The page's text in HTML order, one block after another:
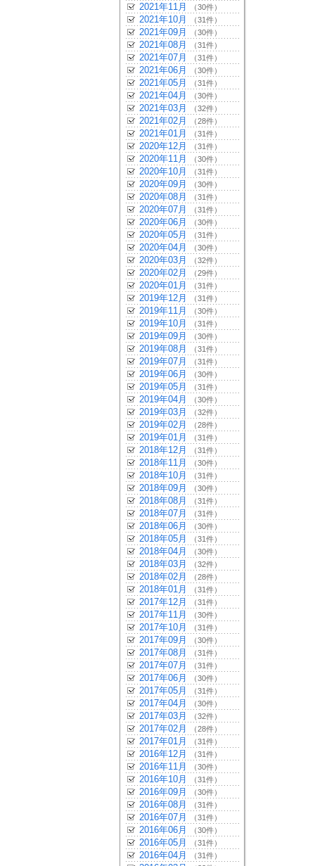
2021年11月 （30件）
2021年10月 （31件）
2021年09月 （30件）
2021年08月 （31件）
2021年07月 （31件）
2021年06月 （30件）
2021年05月 （31件）
2021年04月 （30件）
2021年03月 （32件）
2021年02月 （28件）
2021年01月 （31件）
2020年12月 （31件）
2020年11月 （30件）
2020年10月 （31件）
2020年09月 （30件）
2020年08月 （31件）
2020年07月 （31件）
2020年06月 （30件）
2020年05月 （31件）
2020年04月 （30件）
2020年03月 （32件）
2020年02月 （29件）
2020年01月 （31件）
2019年12月 （31件）
2019年11月 （30件）
2019年10月 （31件）
2019年09月 （30件）
2019年08月 （31件）
2019年07月 （31件）
2019年06月 （30件）
2019年05月 （31件）
2019年04月 （30件）
2019年03月 （32件）
2019年02月 （28件）
2019年01月 （31件）
2018年12月 （31件）
2018年11月 （30件）
2018年10月 （31件）
2018年09月 （30件）
2018年08月 （31件）
2018年07月 （31件）
2018年06月 （30件）
2018年05月 （31件）
2018年04月 （30件）
2018年03月 （32件）
2018年02月 （28件）
2018年01月 （31件）
2017年12月 （31件）
2017年11月 （30件）
2017年10月 （31件）
2017年09月 （30件）
2017年08月 （31件）
2017年07月 （31件）
2017年06月 （30件）
2017年05月 （31件）
2017年04月 （30件）
2017年03月 （32件）
2017年02月 （28件）
2017年01月 （31件）
2016年12月 （31件）
2016年11月 （30件）
2016年10月 （31件）
2016年09月 （30件）
2016年08月 （31件）
2016年07月 （31件）
2016年06月 （30件）
2016年05月 （31件）
2016年04月 （31件）